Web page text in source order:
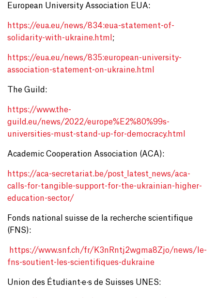
European University Association EUA:
https://eua.eu/news/834:eua-statement-of-
solidarity-with-ukraine.html ;
https://eua.eu/news/835:european-university-
association-statement-on-ukraine.html
The Guild:
https://www.the-
guild.eu/news/2022/europe%E2%80%99s-
universities-must-stand-up-for-democracy.html
Academic Cooperation Association (ACA):
https://aca-secretariat.be/post_latest_news/aca-
calls-for-tangible-support-for-the-ukrainian-higher-
education-sector/
Fonds national suisse de la recherche scientifique
(FNS):
https://www.snf.ch/fr/K3nRntj2wgma8Zjo/news/le-
fns-soutient-les-scientifiques-dukraine
Union des Étudiant·e·s de Suisses UNES: